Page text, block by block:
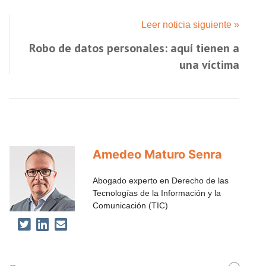
Leer noticia siguiente »
Robo de datos personales: aquí tienen a
una víctima
Amedeo Maturo Senra
Abogado experto en Derecho de las
Tecnologías de la Información y la
Comunicación (TIC)